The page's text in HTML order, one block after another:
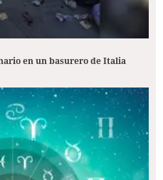
en un basurero de Italia